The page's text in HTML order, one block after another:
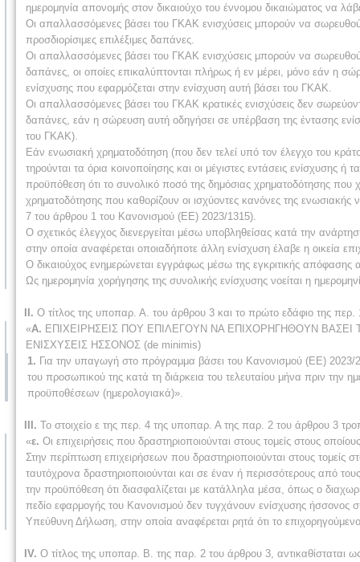
ημερομηνία απονομής στον δικαιούχο του έννομου δικαιώματος να
Οι απαλλασσόμενες βάσει του ΓΚΑΚ ενισχύσεις μπορούν να
προσδιορίσιμες επιλέξιμες δαπάνες.
Οι απαλλασσόμενες βάσει του ΓΚΑΚ ενισχύσεις μπορούν να
δαπάνες, οι οποίες επικαλύπτονται πλήρως ή εν μέρει, μόνο εάν η
ενίσχυσης που εφαρμόζεται στην ενίσχυση αυτή βάσει του ΓΚΑΚ.
Οι απαλλασσόμενες βάσει του ΓΚΑΚ κρατικές ενισχύσεις δεν
δαπάνες, εάν η σώρευση αυτή οδηγήσει σε υπέρβαση της έντασης
του ΓΚΑΚ).
Εάν ενωσιακή χρηματοδότηση (που δεν τελεί υπό τον έλεγχο του
τηρούνται τα όρια κοινοποίησης και οι μέγιστες εντάσεις ενίσχυσης
προϋπόθεση ότι το συνολικό ποσό της δημόσιας χρηματοδότησης που
χρηματοδότησης που καθορίζουν οι ισχύοντες κανόνες της
7 του άρθρου 1 του Κανονισμού (ΕΕ) 2023/1315).
Ο σχετικός έλεγχος διενεργείται μέσω υποβληθείσας κατά την
στην οποία αναφέρεται οποιαδήποτε άλλη ενίσχυση έλαβε η οικεία
Ο δικαιούχος ενημερώνεται εγγράφως μέσω της εγκριτικής
Ως ημερομηνία χορήγησης της συνολικής ενίσχυσης νοείται η
ΙΙ. Ο τίτλος της υποπαρ. Α. του άρθρου 3 και το πρώτο εδάφιο της περ.
«Α. ΕΠΙΧΕΙΡΗΣΕΙΣ ΠΟΥ ΕΠΙΛΕΓΟΥΝ ΝΑ ΕΠΙΧΟΡΗΓΗΘΟΥΝ ΒΑΣΕΙ
ΕΝΙΣΧΥΣΕΙΣ ΗΣΣΟΝΟΣ (de minimis)
1. Για την υπαγωγή στο πρόγραμμα βάσει του Κανονισμού (ΕΕ) 2023/
του προσωπικού της κατά τη διάρκεια του τελευταίου μήνα πριν την
προϋποθέσεων (ημερολογιακά)».
ΙΙΙ. Το στοιχείο ε της περ. 4 της υποπαρ. Α της παρ. 2 του άρθρου 3
«ε. Οι επιχειρήσεις που δραστηριοποιούνται στους τομείς στους
Στην περίπτωση επιχειρήσεων που δραστηριοποιούνται στους
ταυτόχρονα δραστηριοποιούνται και σε έναν ή περισσότερους από
την προϋπόθεση ότι διασφαλίζεται με κατάλληλα μέσα, όπως ο
πεδίο εφαρμογής του Κανονισμού δεν τυγχάνουν ενίσχυσης ήσσονος
Υπεύθυνη Δήλωση, στην οποία αναφέρεται ρητά ότι το
IV. Ο τίτλος της υποπαρ. Β. της παρ. 2 του άρθρου 3, αντικαθίσταται